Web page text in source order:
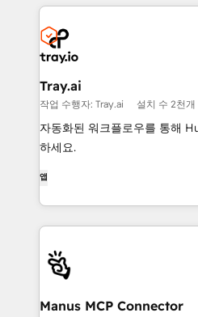
Tray.ai
작업 수행자: Tray.ai 설치 수 2천개
자동화된 워크플로우를 통해
하세요.
앱
Manus MCP Connector